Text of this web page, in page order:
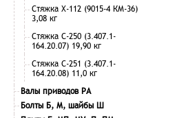
Стяжка Х-112 (9015-4 КМ-36)
3,08 кг
Стяжка С-250 (3.407.1-
164.20.07) 19,90 кг
Стяжка С-251 (3.407.1-
164.20.08) 11,0 кг
Валы приводов РА
Болты Б, М, шайбы Ш